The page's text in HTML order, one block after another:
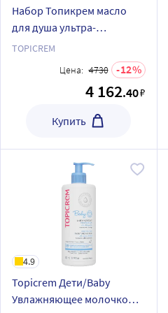
Набор Топикрем масло
для душа ультра-
увлажняющее 1000мл из 2
TOPICREM
Цена: 4730 12
4 162.40₽
Купить
4.9
Topicrem Дети/Baby
Увлажняющее молочко